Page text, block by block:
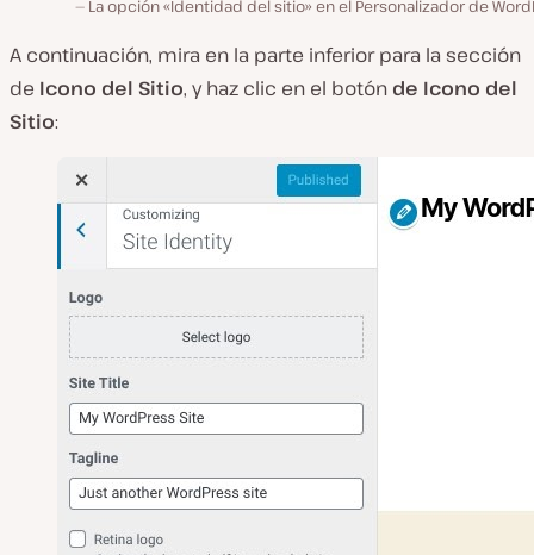
La opción «Identidad del sitio» en el Personalizador de
A continuación, mira en la parte inferior para la sección
de Icono del Sitio, y haz clic en el botón de Icono del
Sitio: